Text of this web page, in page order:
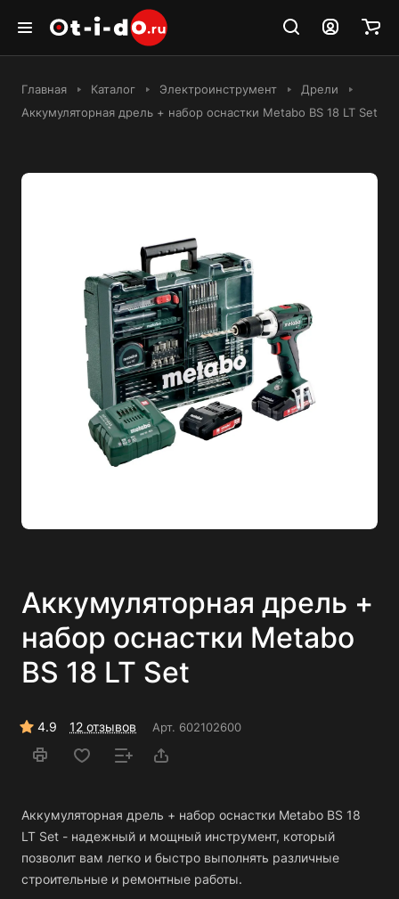
Главная Каталог Электроинструмент
Дрели
Аккумуляторная дрель + набор оснастки Metabo BS 18 LT Set
Аккумуляторная дрель +
набор оснастки Metabo
BS 18 LT Set
4.9 12 отзывов Арт. 602102600
Аккумуляторная дрель + набор оснастки Metabo BS 18
LT Set - надежный и мощный инструмент, который
позволит вам легко и быстро выполнять различные
строительные и ремонтные работы.